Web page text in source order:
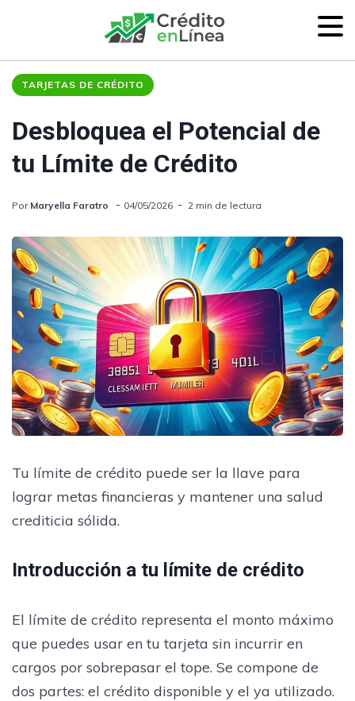
TARJETAS DE CRÉDITO
Desbloquea el Potencial de
tu Límite de Crédito
Por Maryella Faratro 04/05/2026 2 min de lectura
Tu límite de crédito puede ser la llave para
lograr metas financieras y mantener una salud
crediticia sólida.
Introducción a tu límite de crédito
El límite de crédito representa el monto máximo
que puedes usar en tu tarjeta sin incurrir en
cargos por sobrepasar el tope. Se compone de
dos partes: el crédito disponible y el ya utilizado.